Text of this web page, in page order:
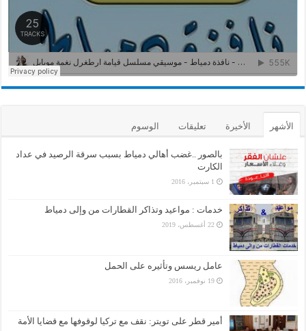
الأشهر الأخيرة تعليقات الوسوم
بالصور ..غضب أهالي دمياط بسبب سرقة الرصيد في عداد
الكارت
1 سبتمبر، 2016
خدمات : مواعيد وتذاكر القطارات من وإلى دمياط
22 أغسطس، 2019
عامل ريسس وتأثيره على الحمل
19 نوفمبر، 2016
أمير قطر على تويتر: نقف مع تركيا لوقوفها مع قضايا الأمة